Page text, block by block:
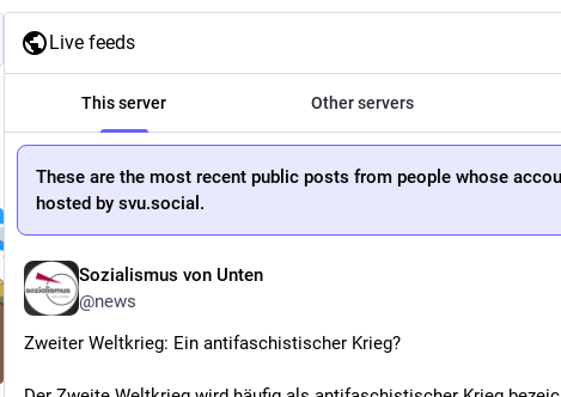
Live feeds
This server Other servers
These are the most recent public posts from people whose
hosted by svu.social.
Sozialismus von Unten
@news
Zweiter Weltkrieg: Ein antifaschistischer Krieg?